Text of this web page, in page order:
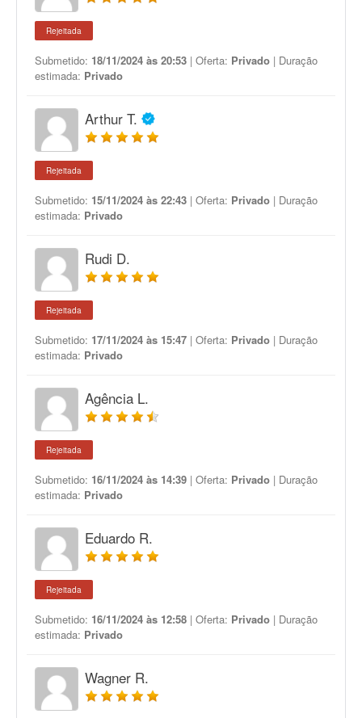
Rejeitada
Submetido: 18/11/2024 às 20:53 | Oferta: Privado | Duração
estimada: Privado
Arthur T.
Rejeitada
Submetido: 15/11/2024 às 22:43 | Oferta: Privado | Duração
estimada: Privado
Rudi D.
Rejeitada
Submetido: 17/11/2024 às 15:47 | Oferta: Privado | Duração
estimada: Privado
Agência L.
Rejeitada
Submetido: 16/11/2024 às 14:39 | Oferta: Privado | Duração
estimada: Privado
Eduardo R.
Rejeitada
Submetido: 16/11/2024 às 12:58 | Oferta: Privado | Duração
estimada: Privado
Wagner R.